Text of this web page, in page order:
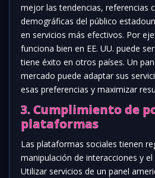
mejor las tendencias, referencias
demográficas del público
en servicios más efectivos. Por
funciona bien en EE. UU. puede
tiene éxito en otros países. Un
mercado puede adaptar sus
esas preferencias y maximizar
3. Cumplimiento de
plataformas
Las plataformas sociales tienen
manipulación de interacciones y
Utilizar servicios de un panel